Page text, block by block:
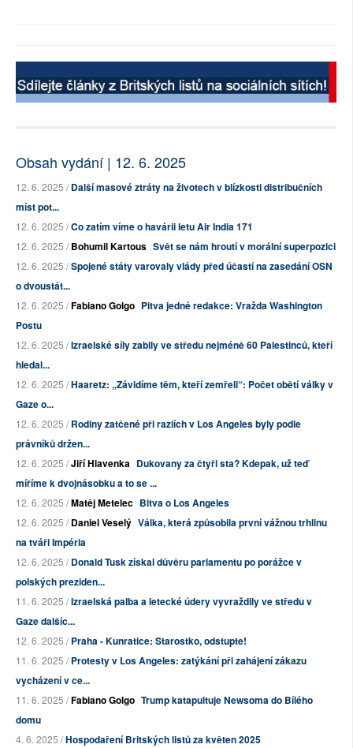
Obsah vydání | 12. 6. 2025
12. 6. 2025 /Další masové ztráty na životech v blízkosti distribučních
míst pot...
12. 6. 2025 /Co zatím víme o havárii letu Air India 171
12. 6. 2025 /Bohumil Kartous Svět se nám hroutí v morální superpozici
12. 6. 2025 /Spojené státy varovaly vlády před účastí na zasedání OSN
o dvoustát...
12. 6. 2025 /Fabiano Golgo Pitva jedné redakce: Vražda Washington
Postu
12. 6. 2025 /Izraelské síly zabily ve středu nejméně 60 Palestinců, kteří
hledal...
12. 6. 2025 /Haaretz: „Závidíme těm, kteří zemřeli“: Počet obětí války v
Gaze o...
12. 6. 2025 /Rodiny zatčené při raziích v Los Angeles byly podle
právníků držen...
12. 6. 2025 /Jiří Hlavenka Dukovany za čtyři sta? Kdepak, už teď
míříme k dvojnásobku a to se ...
12. 6. 2025 /Matěj Metelec Bitva o Los Angeles
12. 6. 2025 /Daniel Veselý Válka, která způsobila první vážnou trhlinu
na tváři Impéria
12. 6. 2025 /Donald Tusk získal důvěru parlamentu po porážce v
polských preziden...
11. 6. 2025 /Izraelská palba a letecké údery vyvraždily ve středu v
Gaze dalšíc...
12. 6. 2025 /Praha - Kunratice: Starostko, odstupte!
11. 6. 2025 /Protesty v Los Angeles: zatýkání při zahájení zákazu
vycházení v ce...
11. 6. 2025 /Fabiano Golgo Trump katapultuje Newsoma do Bílého
domu
4. 6. 2025 /Hospodaření Britských listů za květen 2025